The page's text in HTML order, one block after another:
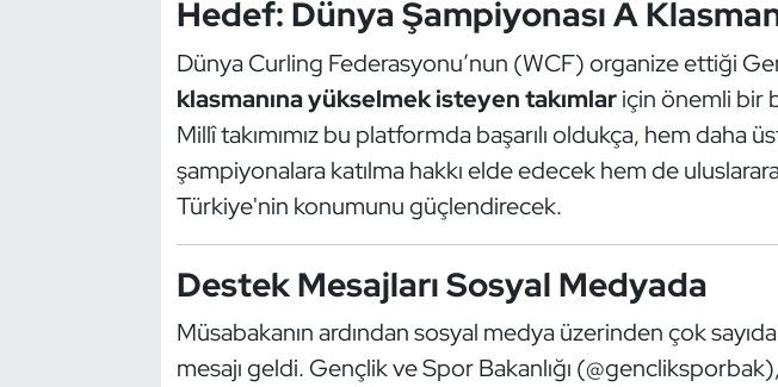
Hedef: Dünya Şampiyonası A
Dünya Curling Federasyonu’nun (WCF) organize ettiği
klasmanına yükselmek isteyen takımlariçin önemli bir
Millî takımımız bu platformda başarılı oldukça, hem daha
şampiyonalara katılma hakkı elde edecek hem de
Türkiye'nin konumunu güçlendirecek.
Destek Mesajları Sosyal Medyada
Müsabakanın ardından sosyal medya üzerinden çok
mesajı geldi. Gençlik ve Spor Bakanlığı
Modern Pentatlon
Motor Sporları